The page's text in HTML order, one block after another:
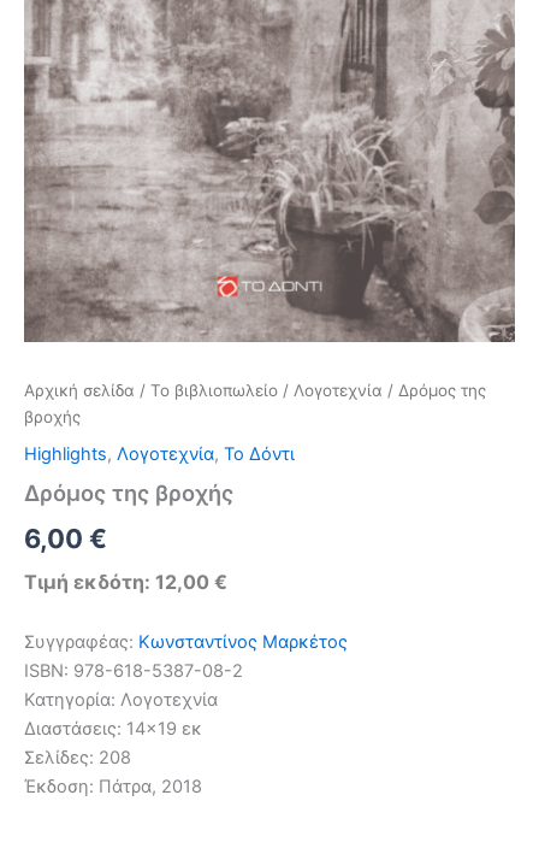
Αρχική σελίδα / Το βιβλιοπωλείο / Λογοτεχνία / Δρόμος της
βροχής
Highlights, Λογοτεχνία, Το Δόντι
Δρόμος της βροχής
Original
price
9,60 €.
6,00 €
τρέχουσα
είναι:
6,00 €.
Τιμή εκδότη: 12,00 €
Συγγραφέας: Κωνσταντίνος Μαρκέτος
ISBN: 978-618-5387-08-2
Κατηγορία: Λογοτεχνία
Διαστάσεις: 14×19 εκ
Σελίδες: 208
Έκδοση: Πάτρα, 2018